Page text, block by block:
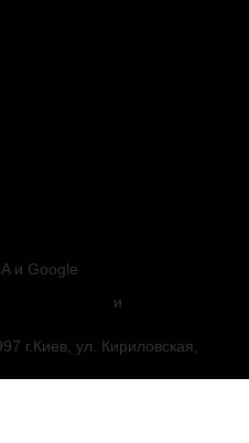
и Google
и
г.Киев, ул. Кириловская,